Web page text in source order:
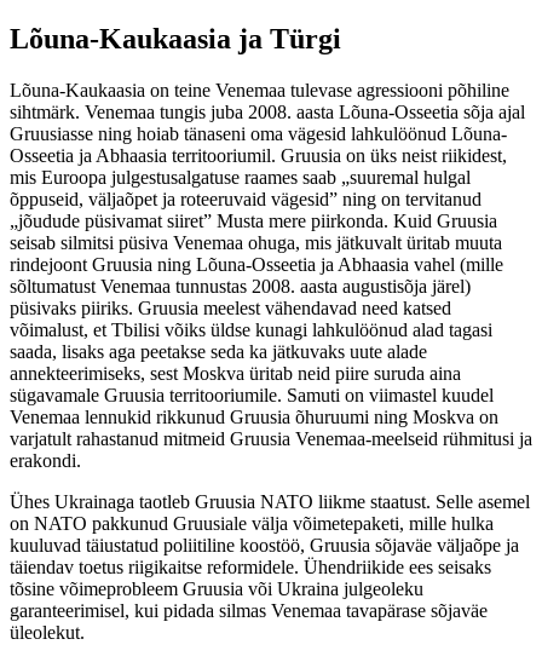
Lõuna-Kaukaasia ja Türgi
Lõuna-Kaukaasia on teine Venemaa tulevase agressiooni põhiline
sihtmärk. Venemaa tungis juba 2008. aasta Lõuna-Osseetia sõja ajal
Gruusiasse ning hoiab tänaseni oma vägesid lahkulöönud Lõuna-
Osseetia ja Abhaasia territooriumil. Gruusia on üks neist riikidest,
mis Euroopa julgestusalgatuse raames saab „suuremal hulgal
õppuseid, väljaõpet ja roteeruvaid vägesid” ning on tervitanud
„jõudude püsivamat siiret” Musta mere piirkonda. Kuid Gruusia
seisab silmitsi püsiva Venemaa ohuga, mis jätkuvalt üritab muuta
rindejoont Gruusia ning Lõuna-Osseetia ja Abhaasia vahel (mille
sõltumatust Venemaa tunnustas 2008. aasta augustisõja järel)
püsivaks piiriks. Gruusia meelest vähendavad need katsed
võimalust, et Tbilisi võiks üldse kunagi lahkulöönud alad tagasi
saada, lisaks aga peetakse seda ka jätkuvaks uute alade
annekteerimiseks, sest Moskva üritab neid piire suruda aina
sügavamale Gruusia territooriumile. Samuti on viimastel kuudel
Venemaa lennukid rikkunud Gruusia õhuruumi ning Moskva on
varjatult rahastanud mitmeid Gruusia Venemaa-meelseid rühmitusi ja
erakondi.
Ühes Ukrainaga taotleb Gruusia NATO liikme staatust. Selle asemel
on NATO pakkunud Gruusiale välja võimetepaketi, mille hulka
kuuluvad täiustatud poliitiline koostöö, Gruusia sõjaväe väljaõpe ja
täiendav toetus riigikaitse reformidele. Ühendriikide ees seisaks
tõsine võimeprobleem Gruusia või Ukraina julgeoleku
garanteerimisel, kui pidada silmas Venemaa tavapärase sõjaväe
üleolekut.